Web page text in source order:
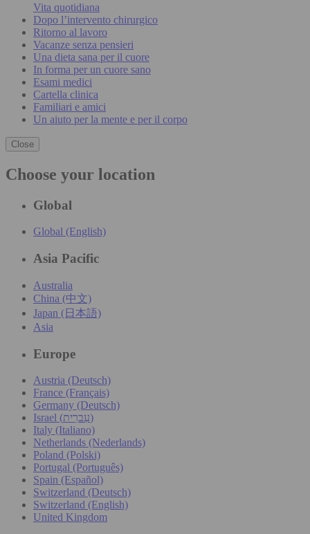
Vita quotidiana
Dopo l’intervento chirurgico
Ritorno al lavoro
Vacanze senza pensieri
Una dieta sana per il cuore
In forma per un cuore sano
Esami medici
Cartella clinica
Familiari e amici
Un aiuto per la mente e per il corpo
Close
Choose your location
Global
Global (English)
Asia Pacific
Australia
China (中文)
Japan (日本語)
Asia
Europe
Austria (Deutsch)
France (Français)
Germany (Deutsch)
Israel (עִברִית)
Italy (Italiano)
Netherlands (Nederlands)
Poland (Polski)
Portugal (Português)
Spain (Español)
Switzerland (Deutsch)
Switzerland (English)
United Kingdom